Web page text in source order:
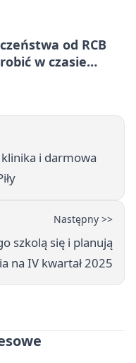
od RCB
w czasie
klinika i darmowa
Następny >>
szkolą się i planują
na IV kwartał 2025